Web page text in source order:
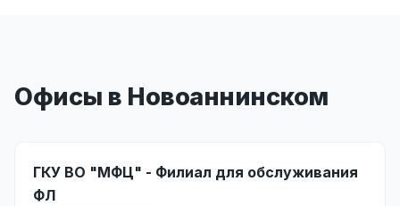
Офисы в Новоаннинском
ГКУ ВО "МФЦ" - Филиал для обслуживания
ФЛ